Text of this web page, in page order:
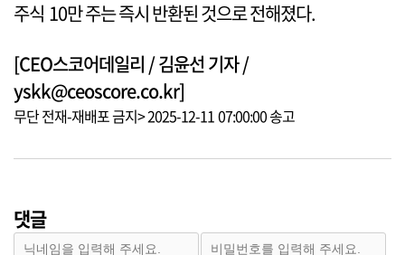
주식 10만 주는 즉시 반환된 것으로 전해졌다.
[CEO스코어데일리 / 김윤선 기자 /
yskk@ceoscore.co.kr]
무단 전재-재배포 금지> 2025-12-11 07:00:00 송고
댓글